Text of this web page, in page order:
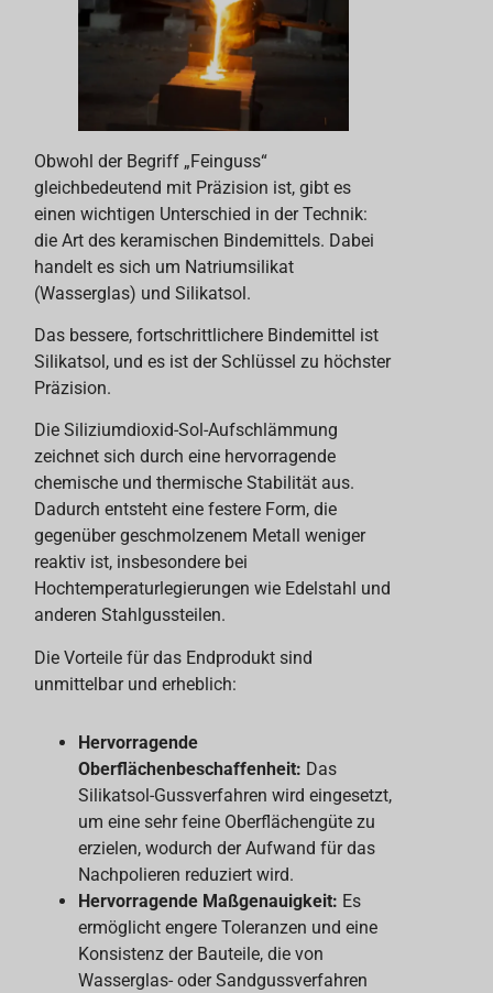
Obwohl der Begriff „Feinguss“
gleichbedeutend mit Präzision ist, gibt es
einen wichtigen Unterschied in der Technik:
die Art des keramischen Bindemittels. Dabei
handelt es sich um Natriumsilikat
(Wasserglas) und Silikatsol.
Das bessere, fortschrittlichere Bindemittel ist
Silikatsol, und es ist der Schlüssel zu höchster
Präzision.
Die Siliziumdioxid-Sol-Aufschlämmung
zeichnet sich durch eine hervorragende
chemische und thermische Stabilität aus.
Dadurch entsteht eine festere Form, die
gegenüber geschmolzenem Metall weniger
reaktiv ist, insbesondere bei
Hochtemperaturlegierungen wie Edelstahl und
anderen Stahlgussteilen.
Die Vorteile für das Endprodukt sind
unmittelbar und erheblich:
Hervorragende
Oberflächenbeschaffenheit: Das
Silikatsol-Gussverfahren wird eingesetzt,
um eine sehr feine Oberflächengüte zu
erzielen, wodurch der Aufwand für das
Nachpolieren reduziert wird.
Hervorragende Maßgenauigkeit: Es
ermöglicht engere Toleranzen und eine
Konsistenz der Bauteile, die von
Wasserglas- oder Sandgussverfahren